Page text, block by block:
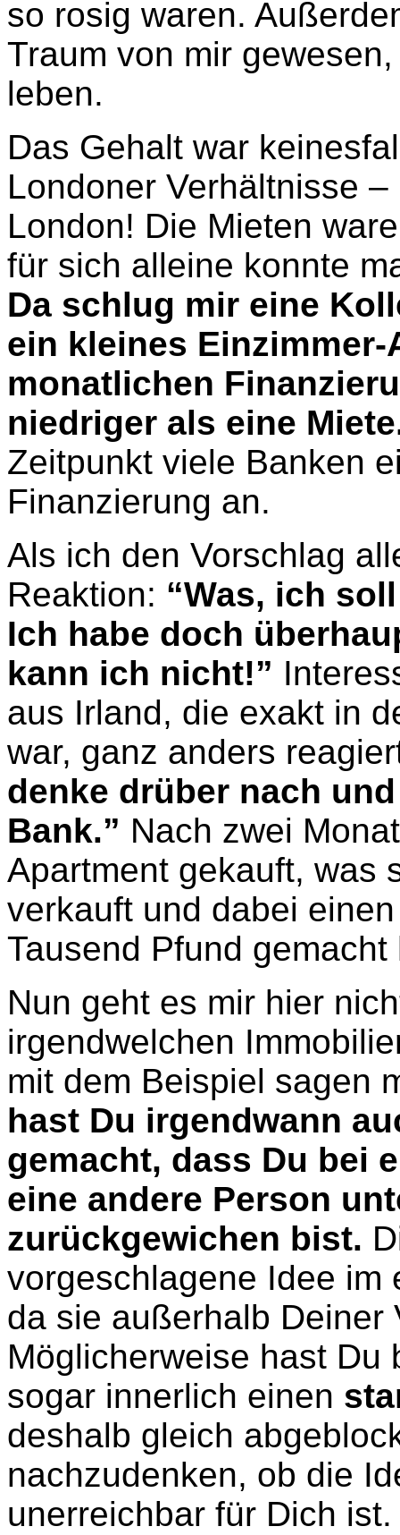
so rosig waren.
Traum von mir
leben.
Das Gehalt war
Londoner Verhältnisse
London! Die Mieten
für sich alleine konnte
Da schlug mir eine
ein kleines
monatlichen
niedriger als eine
Zeitpunkt viele Banken
Finanzierung an.
Als ich den Vorschlag
Reaktion: “Was, ich
Ich habe doch
kann ich nicht!”
aus Irland, die exakt in
war, ganz anders
denke drüber nach
Bank.” Nach zwei
Apartment gekauft, was
verkauft und dabei
Tausend Pfund gemacht
Nun geht es mir hier
irgendwelchen
mit dem Beispiel sagen
hast Du irgendwann
gemacht, dass Du bei
eine andere Person
zurückgewichen bist.
vorgeschlagene Idee im
da sie außerhalb Deiner
Möglicherweise hast Du
sogar innerlich einen
deshalb gleich
nachzudenken, ob die
unerreichbar für Dich ist.